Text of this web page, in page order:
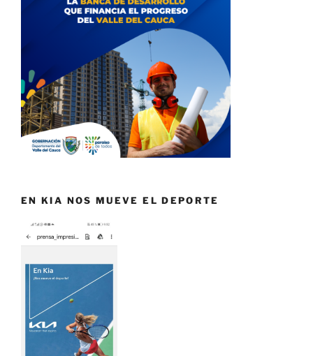
EN KIA NOS MUEVE EL DEPORTE